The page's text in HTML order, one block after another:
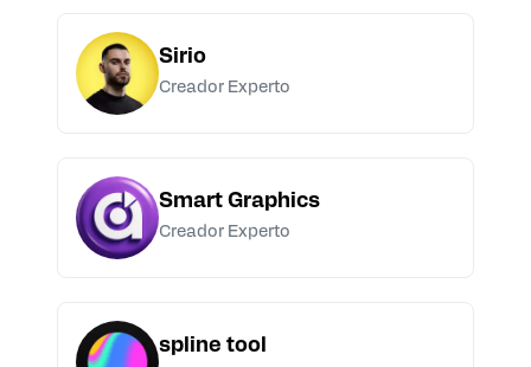
Sirio
Creador Experto
Smart Graphics
Creador Experto
spline tool